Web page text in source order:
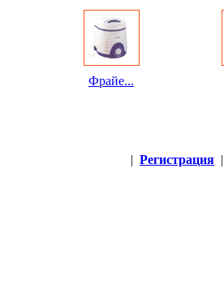
Фрайе...
| Регистрация |